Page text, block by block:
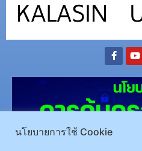
นโยบายการใช้ Cookie